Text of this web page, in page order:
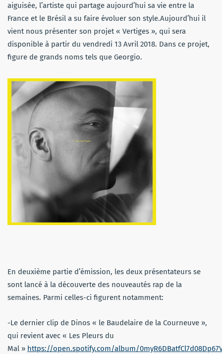
aiguisée, l’artiste qui partage aujourd’hui sa vie entre la
France et le Brésil a su faire évoluer son style.Aujourd’hui il
vient nous présenter son projet « Vertiges », qui sera
disponible à partir du vendredi 13 Avril 2018. Dans ce projet,
figure de grands noms tels que Georgio.
En deuxième partie d’émission, les deux présentateurs se
sont lancé à la découverte des nouveautés rap de la
semaines. Parmi celles-ci figurent notamment:
-Le dernier clip de Dinos « le Baudelaire de la Courneuve »,
qui revient avec « Les Pleurs du
Mal » https://open.spotify.com/album/